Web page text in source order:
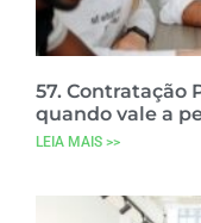
57. Contratação
quando vale a
LEIA MAIS >>